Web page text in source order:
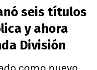
seis títulos
y ahora
División